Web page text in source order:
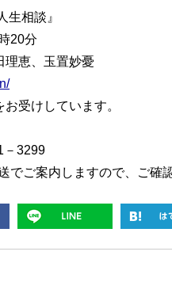
相談』
20分
理恵、玉置妙憂
受けしています。
－3299
でご案内しますので、ご確